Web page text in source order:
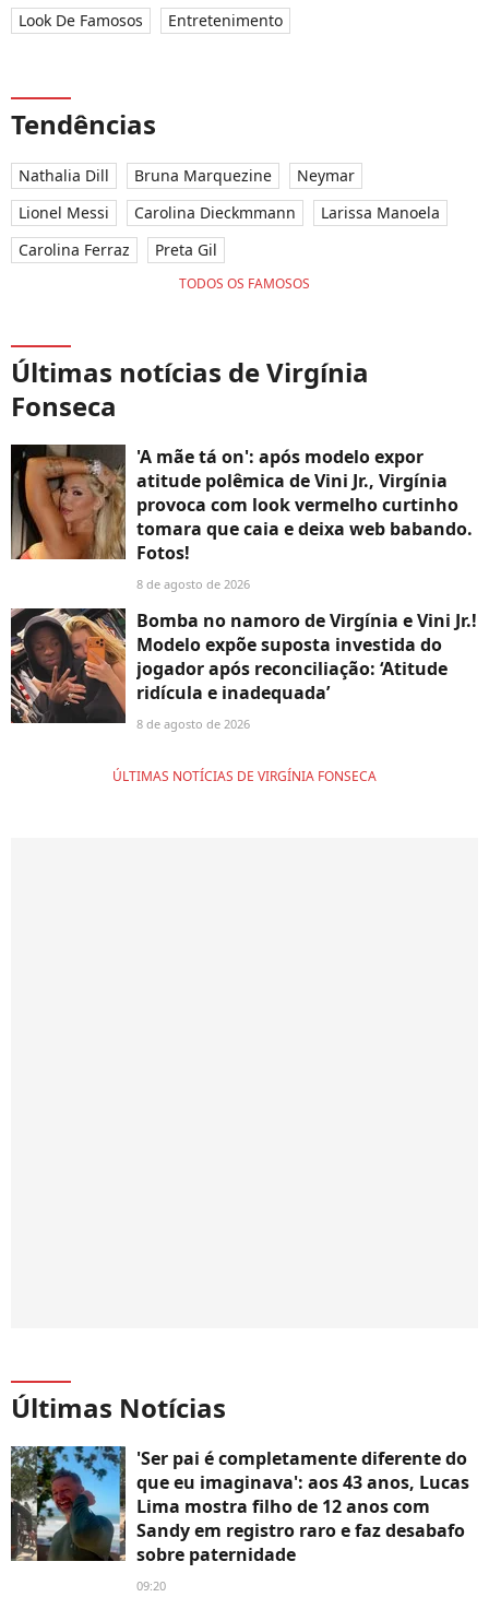
Look De Famosos Entretenimento
Tendências
Nathalia Dill Bruna Marquezine
Neymar
Lionel Messi
Carolina Dieckmmann
Larissa Manoela
Carolina Ferraz
Preta Gil
TODOS OS FAMOSOS
Últimas notícias de Virgínia
Fonseca
'A mãe tá on': após modelo expor
atitude polêmica de Vini Jr., Virgínia
provoca com look vermelho curtinho
tomara que caia e deixa web babando.
Fotos!
8 de agosto de 2026
Bomba no namoro de Virgínia e Vini Jr.!
Modelo expõe suposta investida do
jogador após reconciliação: ‘Atitude
ridícula e inadequada’
8 de agosto de 2026
ÚLTIMAS NOTÍCIAS DE VIRGÍNIA FONSECA
Últimas Notícias
'Ser pai é completamente diferente do
que eu imaginava': aos 43 anos, Lucas
Lima mostra filho de 12 anos com
Sandy em registro raro e faz desabafo
sobre paternidade
09:20